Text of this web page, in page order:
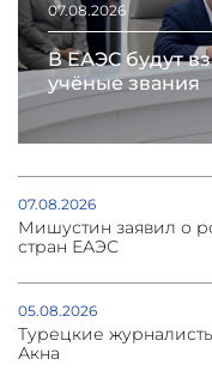
07.08.2026
В ЕАЭС будут
учёные звания
07.08.2026
Мишустин заявил о
стран ЕАЭС
05.08.2026
Турецкие
Акна